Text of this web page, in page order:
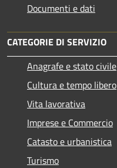
Documenti e dati
CATEGORIE DI SERVIZIO
Anagrafe e stato civile
Cultura e tempo libero
Vita lavorativa
Imprese e Commercio
Catasto e urbanistica
Turismo